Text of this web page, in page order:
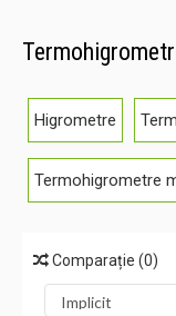
Higrometre
Termohigrometre
Comparație (0)